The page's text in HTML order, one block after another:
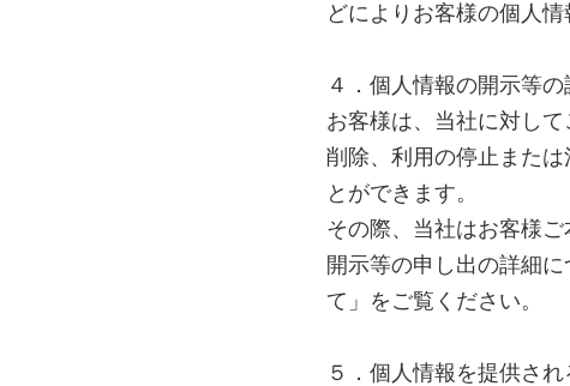
どによりお客様の個人
４．個人情報の開示等の
お客様は、当社に対し
削除、利用の停止また
とができます。
その際、当社はお客様
開示等の申し出の詳細
て」をご覧ください。
５．個人情報を提供さ